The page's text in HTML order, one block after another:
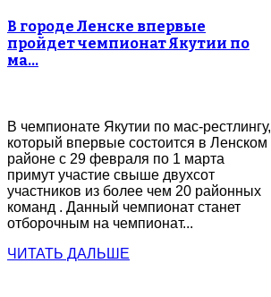
В городе Ленске впервые
пройдет чемпионат Якутии по
ма…
В чемпионате Якутии по мас-рестлингу,
который впервые состоится в Ленском
районе с 29 февраля по 1 марта
примут участие свыше двухсот
участников из более чем 20 районных
команд . Данный чемпионат станет
отборочным на чемпионат...
ЧИТАТЬ ДАЛЬШЕ